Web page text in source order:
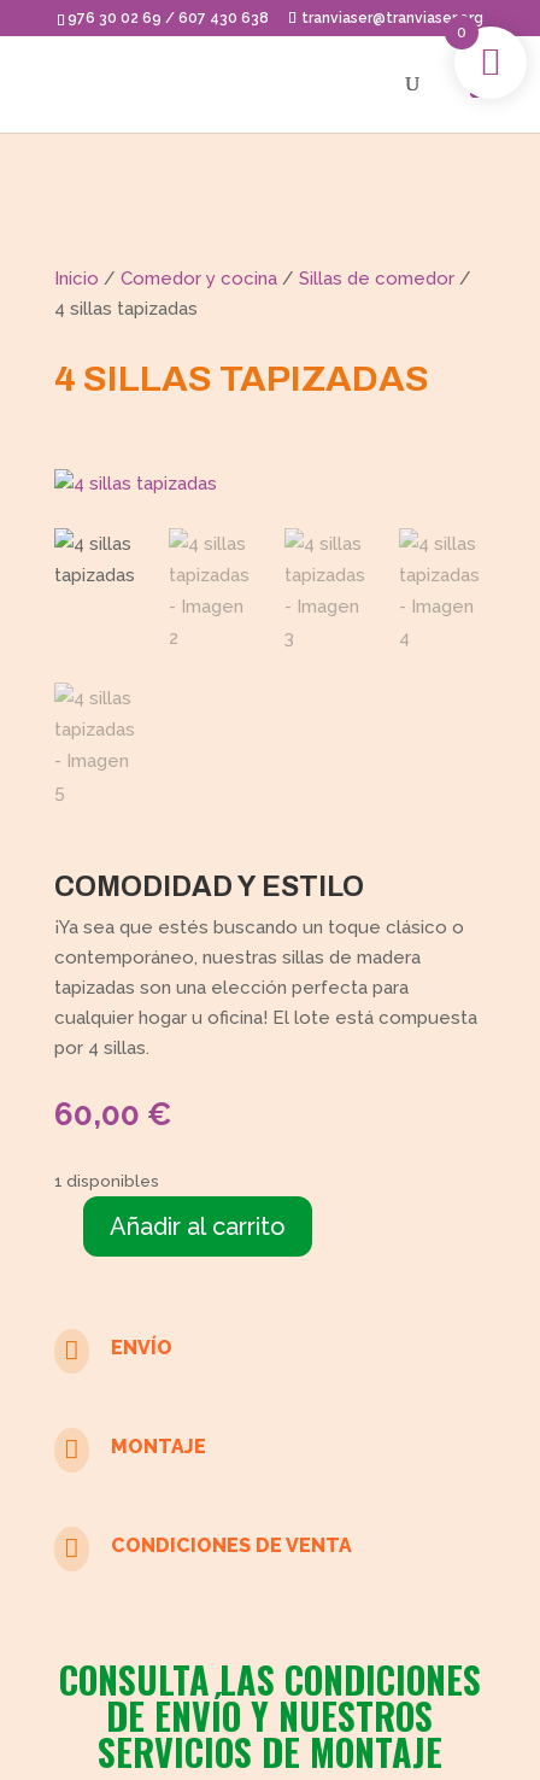
to
976 30 02 69 / 607 430 638 tranviaser@tranviaser.org
Inicio / Comedor y cocina/ Sillas de comedor/
4 sillas tapizadas
4 SILLAS TAPIZADAS
COMODIDAD Y ESTILO
¡Ya sea que estés buscando un toque clásico o
contemporáneo, nuestras sillas de madera
tapizadas son una elección perfecta para
cualquier hogar u oficina! El lote está compuesta
por 4 sillas.
60,00 €
1 disponibles
cantidad
Añadir al carrito
 ENVÍO
 MONTAJE
 CONDICIONES DE VENTA
CONSULTA LAS CONDICIONES
DE ENVÍO Y NUESTROS
SERVICIOS DE MONTAJE
0